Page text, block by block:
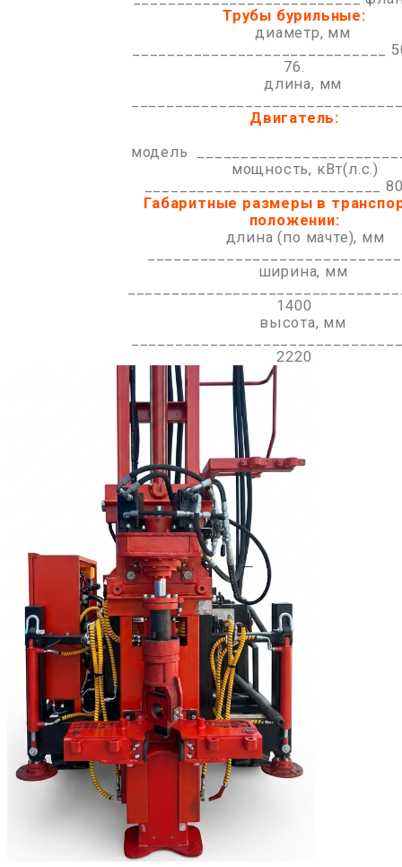
Трубы бурильные:
диаметр, мм
_____________________________
76.
длина, мм
Двигатель:
модель
мощность, кВт(л.с.)
___________________________
Габаритные размеры в
положении:
длина (по мачте), мм
ширина, мм
1400
высота, мм
2220